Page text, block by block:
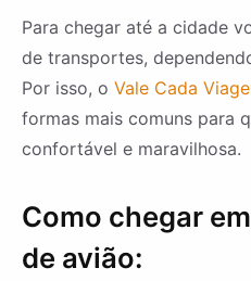
Para chegar até a cidade
de transportes,
Por isso, o Vale Cada
formas mais comuns para
confortável e maravilhosa.
Como chegar
de avião: